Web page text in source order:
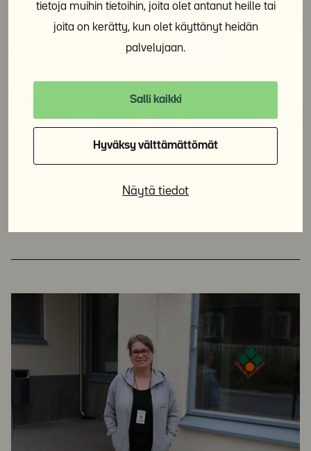
tietoja muihin tietoihin, joita olet antanut heille tai
joita on kerätty, kun olet käyttänyt heidän
palvelujaan.
Salli kaikki
Hyväksy välttämättömät
Näytä tiedot
Y-Säätiön sidosryhmätilaisuus kokosi päättäjät